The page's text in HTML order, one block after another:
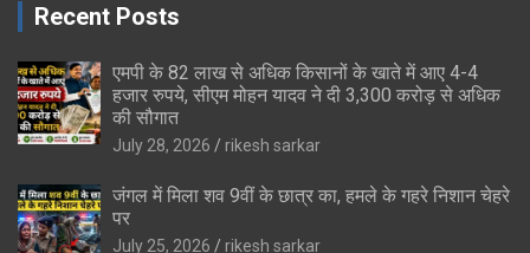
Recent Posts
एमपी के 82 लाख से अधिक किसानों के खाते में आए 4-4
हजार रुपये, सीएम मोहन यादव ने दी 3,300 करोड़ से अधिक
की सौगात
July 28, 2026 rikesh sarkar
जंगल में मिला शव 9वीं के छात्र का, हमले के गहरे निशान चेहरे
पर
July 25, 2026 rikesh sarkar